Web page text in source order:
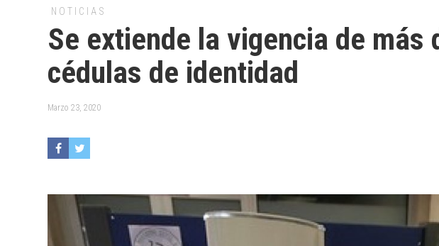
NOTICIAS
Se extiende la vigencia de más
cédulas de identidad
Marzo 23, 2020